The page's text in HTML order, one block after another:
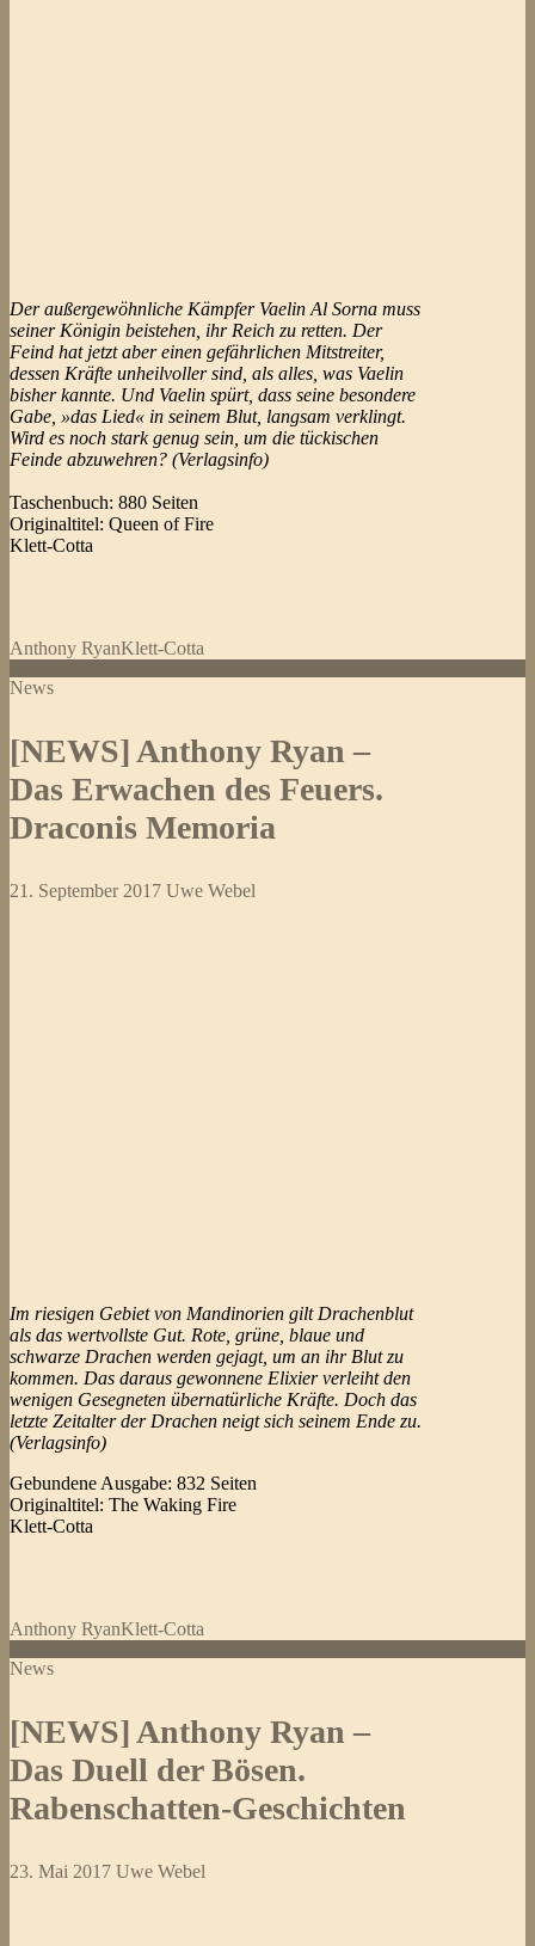
Der außergewöhnliche Kämpfer Vaelin Al Sorna muss
seiner Königin beistehen, ihr Reich zu retten. Der
Feind hat jetzt aber einen gefährlichen Mitstreiter,
dessen Kräfte unheilvoller sind, als alles, was Vaelin
bisher kannte. Und Vaelin spürt, dass seine besondere
Gabe, »das Lied« in seinem Blut, langsam verklingt.
Wird es noch stark genug sein, um die tückischen
Feinde abzuwehren? (Verlagsinfo)
Taschenbuch: 880 Seiten
Originaltitel: Queen of Fire
Klett-Cotta
Anthony RyanKlett-Cotta
News
[NEWS] Anthony Ryan –
Das Erwachen des Feuers.
Draconis Memoria
21. September 2017 Uwe Webel
Im riesigen Gebiet von Mandinorien gilt Drachenblut
als das wertvollste Gut. Rote, grüne, blaue und
schwarze Drachen werden gejagt, um an ihr Blut zu
kommen. Das daraus gewonnene Elixier verleiht den
wenigen Gesegneten übernatürliche Kräfte. Doch das
letzte Zeitalter der Drachen neigt sich seinem Ende zu.
(Verlagsinfo)
Gebundene Ausgabe: 832 Seiten
Originaltitel: The Waking Fire
Klett-Cotta
Anthony RyanKlett-Cotta
News
[NEWS] Anthony Ryan –
Das Duell der Bösen.
Rabenschatten-Geschichten
23. Mai 2017 Uwe Webel